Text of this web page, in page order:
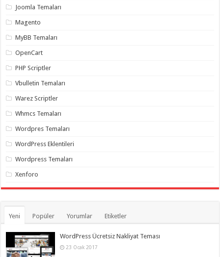
Joomla Temaları
Magento
MyBB Temaları
OpenCart
PHP Scriptler
Vbulletin Temaları
Warez Scriptler
Whmcs Temaları
Wordpres Temaları
WordPress Eklentileri
Wordpress Temaları
Xenforo
Yeni Popüler Yorumlar Etiketler
WordPress Ücretsiz Nakliyat Teması
23 Ocak 2017